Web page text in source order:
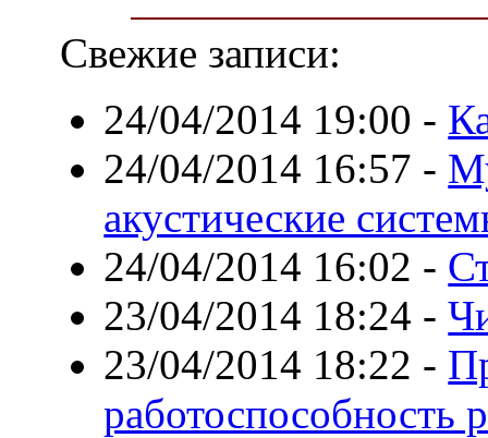
Свежие записи:
24/04/2014 19:00 -
24/04/2014 16:57 -
акустические
24/04/2014 16:02 -
23/04/2014 18:24 -
23/04/2014 18:22 -
работоспособность